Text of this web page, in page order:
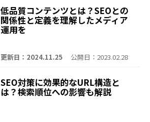
低品質コンテンツとは？SEOとの
関係性と定義を理解したメディア
運用を
更新日：2024.11.25 公開日：2023.02.28
SEO対策に効果的なURL構造と
は？検索順位への影響も解説